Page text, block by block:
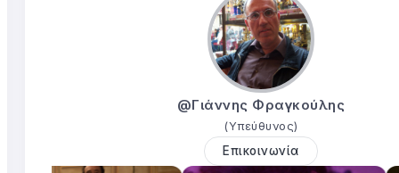
@Γιάννης Φραγκούλης
(Υπεύθυνος)
Επικοινωνία